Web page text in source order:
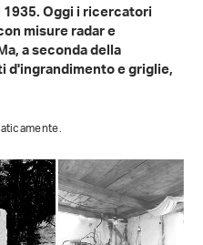
Oggi i ricercatori
misure radar e
a seconda della
d'ingrandimento e griglie,